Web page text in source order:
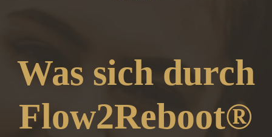
Was sich durch
Flow2Reboot®